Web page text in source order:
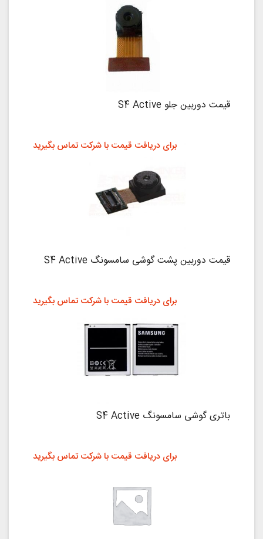
قیمت دوربین جلو S4 Active
قیمت دوربین پشت گوشی سامسونگ S4 Active
برای دریافت قیمت با شرکت تماس بگیرید
باتری گوشی سامسونگ S4 Active
برای دریافت قیمت با شرکت تماس بگیرید
برای دریافت قیمت با شرکت تماس بگیرید